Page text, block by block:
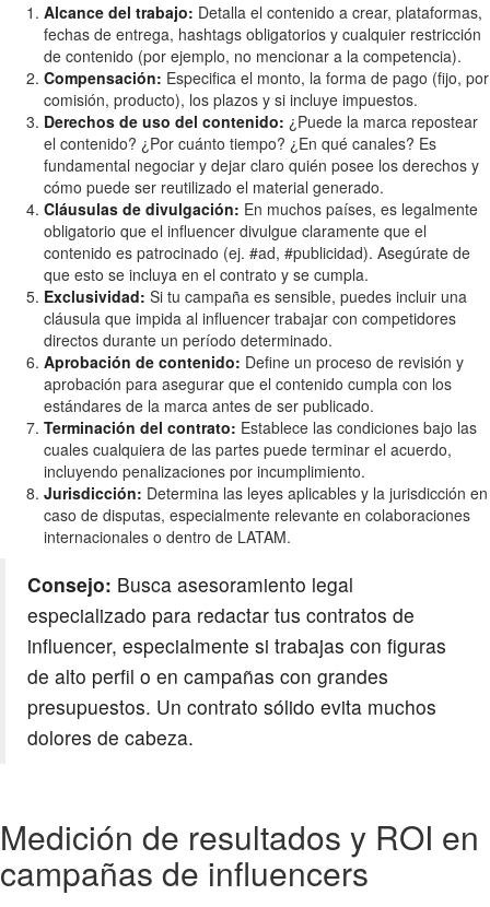
Alcance del trabajo: Detalla el contenido a crear, plataformas,
fechas de entrega, hashtags obligatorios y cualquier restricción
de contenido (por ejemplo, no mencionar a la competencia).
Compensación: Especifica el monto, la forma de pago (fijo, por
comisión, producto), los plazos y si incluye impuestos.
Derechos de uso del contenido: ¿Puede la marca repostear
el contenido? ¿Por cuánto tiempo? ¿En qué canales? Es
fundamental negociar y dejar claro quién posee los derechos y
cómo puede ser reutilizado el material generado.
Cláusulas de divulgación: En muchos países, es legalmente
obligatorio que el influencer divulgue claramente que el
contenido es patrocinado (ej. #ad, #publicidad). Asegúrate de
que esto se incluya en el contrato y se cumpla.
Exclusividad: Si tu campaña es sensible, puedes incluir una
cláusula que impida al influencer trabajar con competidores
directos durante un período determinado.
Aprobación de contenido: Define un proceso de revisión y
aprobación para asegurar que el contenido cumpla con los
estándares de la marca antes de ser publicado.
Terminación del contrato: Establece las condiciones bajo las
cuales cualquiera de las partes puede terminar el acuerdo,
incluyendo penalizaciones por incumplimiento.
Jurisdicción: Determina las leyes aplicables y la jurisdicción en
caso de disputas, especialmente relevante en colaboraciones
internacionales o dentro de LATAM.
Consejo: Busca asesoramiento legal
especializado para redactar tus contratos de
influencer, especialmente si trabajas con figuras
de alto perfil o en campañas con grandes
presupuestos. Un contrato sólido evita muchos
dolores de cabeza.
Medición de resultados y ROI en
campañas de influencers